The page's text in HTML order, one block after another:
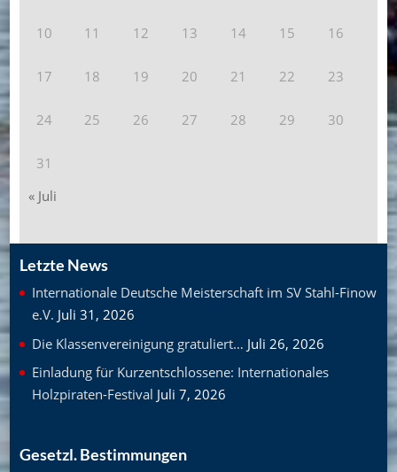
10 11 12 13 14 15 16
17 18 19 20 21 22 23
24 25 26 27 28 29 30
31
« Juli
Letzte News
Internationale Deutsche Meisterschaft im SV Stahl-Finow
e.V. Juli 31, 2026
Die Klassenvereinigung gratuliert… Juli 26, 2026
Einladung für Kurzentschlossene: Internationales
Holzpiraten-Festival Juli 7, 2026
Gesetzl. Bestimmungen